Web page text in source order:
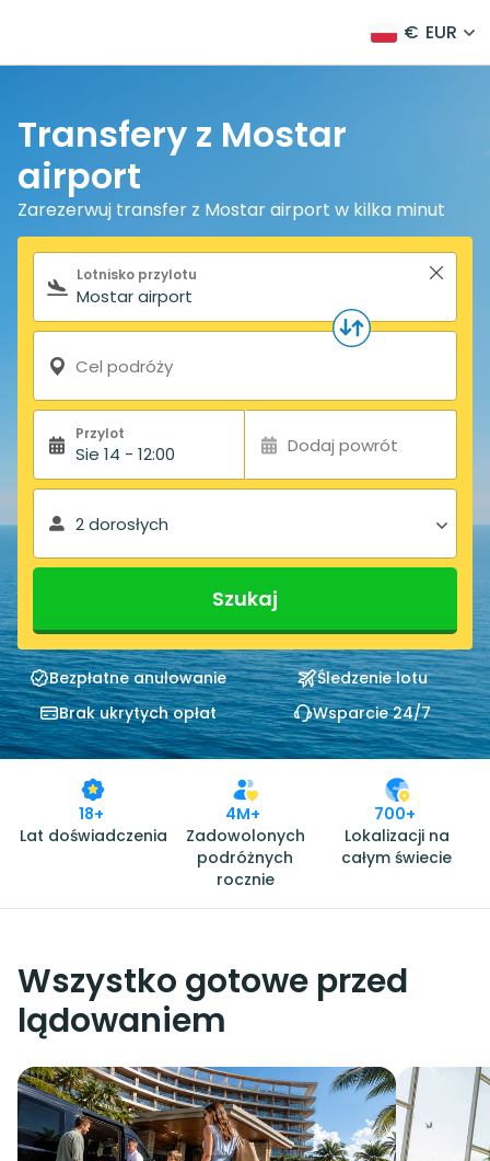
€ EUR
Transfery z Mostar
airport
Zarezerwuj transfer z Mostar airport w kilka minut
Formularz wyszukiwania
Lotnisko przylotu
Cel podróży
Przylot
Sie 14 - 12:00 Dodaj powrót
2 dorosłych
Szukaj
Bezpłatne anulowanie
Śledzenie lotu
Brak ukrytych opłat
Wsparcie 24/7
18+
Lat doświadczenia
4M+
Zadowolonych
podróżnych
rocznie
700+
Lokalizacji na
całym świecie
Wszystko gotowe przed
lądowaniem